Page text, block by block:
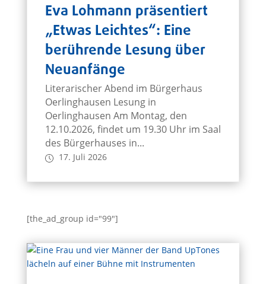
Eva Lohmann präsentiert
„Etwas Leichtes“: Eine
berührende Lesung über
Neuanfänge
Literarischer Abend im Bürgerhaus
Oerlinghausen Lesung in
Oerlinghausen Am Montag, den
12.10.2026, findet um 19.30 Uhr im Saal
des Bürgerhauses in...
17. Juli 2026
[the_ad_group id="99"]